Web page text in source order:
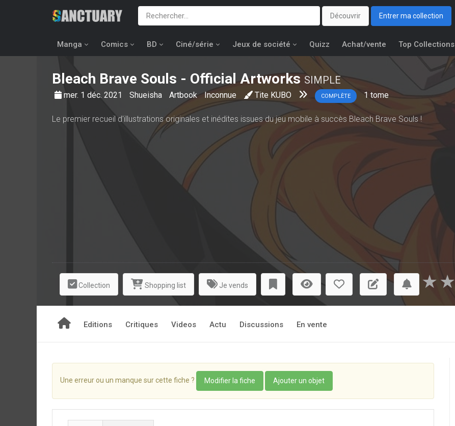
Découvrir Entrer ma collection
Manga Comics BD Ciné/série Jeux de société Quizz Achat/vente Top Collections
Bleach Brave Souls - Official Artworks SIMPLE
mer. 1 déc. 2021 Shueisha Artbook Inconnue Tite KUBO COMPLÈTE 1 tome
Le premier recueil d'illustrations originales et inédites issues du jeu mobile à succès Bleach Brave Souls !
Collection Shopping list Je vends ★
★
Editions Critiques Videos Actu Discussions En vente
Une erreur ou un manque sur cette fiche ? Modifier la fiche Ajouter un objet